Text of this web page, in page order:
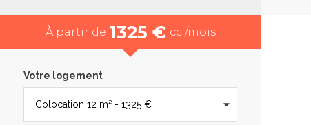
À partir de 1325 € cc /mois
Votre logement